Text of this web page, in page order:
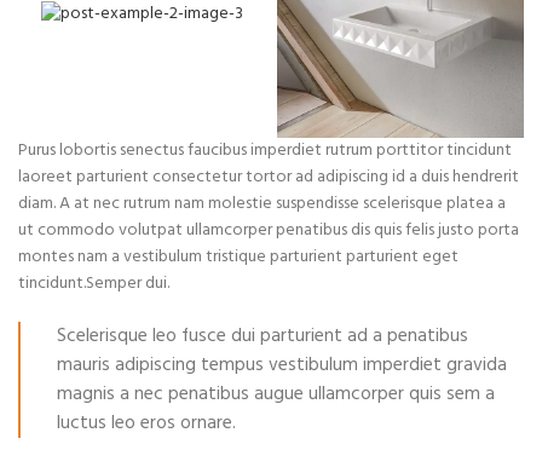
Purus lobortis senectus faucibus imperdiet rutrum porttitor tincidunt
laoreet parturient consectetur tortor ad adipiscing id a duis hendrerit
diam. A at nec rutrum nam molestie suspendisse scelerisque platea a
ut commodo volutpat ullamcorper penatibus dis quis felis justo porta
montes nam a vestibulum tristique parturient parturient eget
tincidunt.Semper dui.
Scelerisque leo fusce dui parturient ad a penatibus
mauris adipiscing tempus vestibulum imperdiet gravida
magnis a nec penatibus augue ullamcorper quis sem a
luctus leo eros ornare.